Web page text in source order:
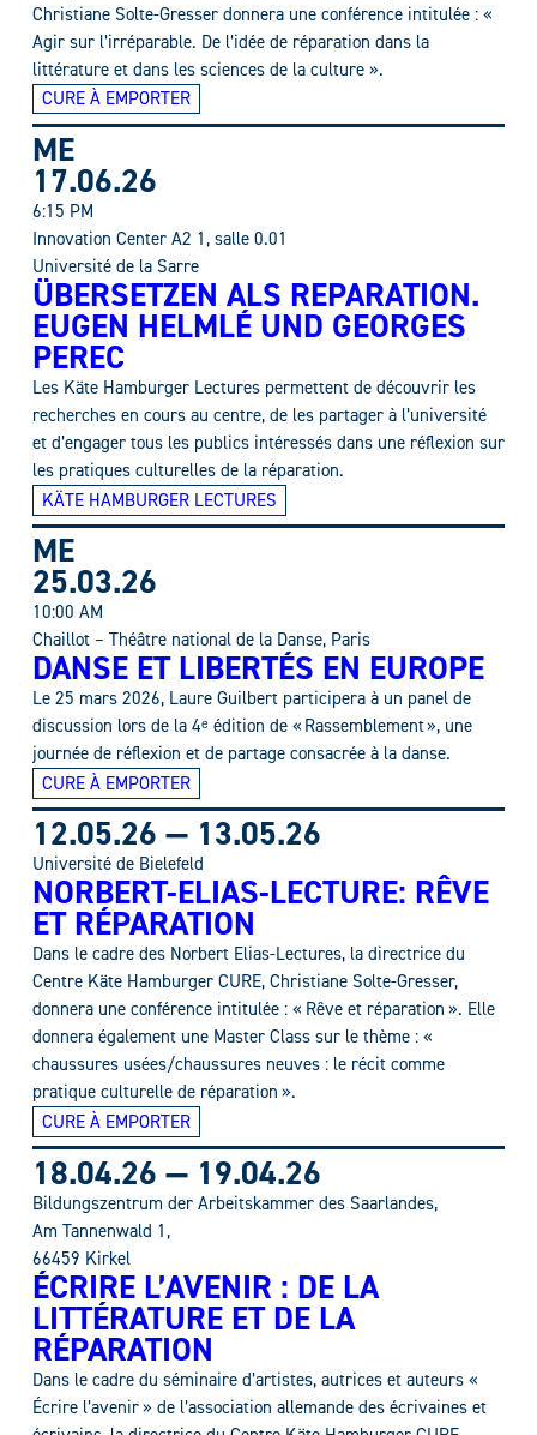
Christiane Solte-Gresser donnera une conférence intitulée : «
Agir sur l’irréparable. De l’idée de réparation dans la
littérature et dans les sciences de la culture ».
CURE À EMPORTER
ME
17.06.26
6:15 PM
Innovation Center A2 1, salle 0.01
Université de la Sarre
ÜBERSETZEN ALS REPARATION.
EUGEN HELMLÉ UND GEORGES
PEREC
Les Käte Hamburger Lectures permettent de découvrir les
recherches en cours au centre, de les partager à l’université
et d’engager tous les publics intéressés dans une réflexion sur
les pratiques culturelles de la réparation.
KÄTE HAMBURGER LECTURES
ME
25.03.26
10:00 AM
Chaillot – Théâtre national de la Danse, Paris
DANSE ET LIBERTÉS EN EUROPE
Le 25 mars 2026, Laure Guilbert participera à un panel de
discussion lors de la 4ᵉ édition de « Rassemblement », une
journée de réflexion et de partage consacrée à la danse.
CURE À EMPORTER
12.05.26 — 13.05.26
Université de Bielefeld
NORBERT-ELIAS-LECTURE: RÊVE
ET RÉPARATION
Dans le cadre des Norbert Elias-Lectures, la directrice du
Centre Käte Hamburger CURE, Christiane Solte-Gresser,
donnera une conférence intitulée : « Rêve et réparation ». Elle
donnera également une Master Class sur le thème : «
chaussures usées/chaussures neuves : le récit comme
pratique culturelle de réparation ».
CURE À EMPORTER
18.04.26 — 19.04.26
Bildungszentrum der Arbeitskammer des Saarlandes,
Am Tannenwald 1,
66459 Kirkel
ÉCRIRE L’AVENIR : DE LA
LITTÉRATURE ET DE LA
RÉPARATION
Dans le cadre du séminaire d’artistes, autrices et auteurs «
Écrire l’avenir » de l’association allemande des écrivaines et